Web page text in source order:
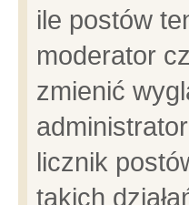
ile postów
moderator
zmienić
licznik
takich